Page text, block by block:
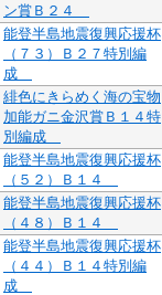
ン賞Ｂ２４
能登半島地震復興応援杯
（７３）Ｂ２７特別編
成
緋色にきらめく海の宝物
加能ガニ金沢賞Ｂ１４特
別編成
能登半島地震復興応援杯
（５２）Ｂ１４
能登半島地震復興応援杯
（４８）Ｂ１４
能登半島地震復興応援杯
（４４）Ｂ１４特別編
成